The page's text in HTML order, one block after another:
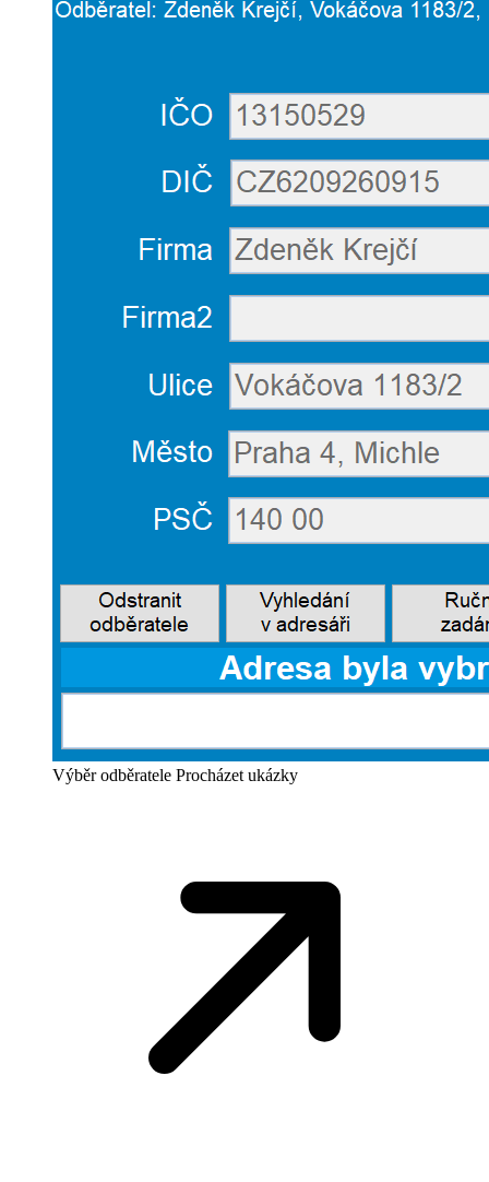
Výběr odběratele Procházet ukázky